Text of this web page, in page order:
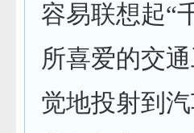
容易联想起“
所喜爱的交通
觉地投射到